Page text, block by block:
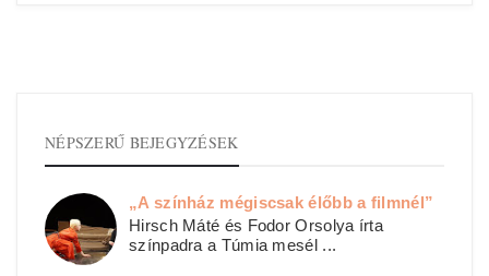
NÉPSZERŰ BEJEGYZÉSEK
„A színház mégiscsak élőbb a filmnél”
Hirsch Máté és Fodor Orsolya írta
színpadra a Túmia mesél ...